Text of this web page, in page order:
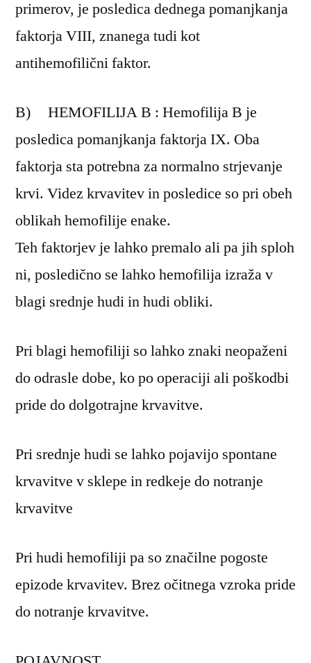
primerov, je posledica dednega pomanjkanja
faktorja VIII, znanega tudi kot
antihemofilični faktor.
B) HEMOFILIJA B : Hemofilija B je
posledica pomanjkanja faktorja IX. Oba
faktorja sta potrebna za normalno strjevanje
krvi. Videz krvavitev in posledice so pri obeh
oblikah hemofilije enake.
Teh faktorjev je lahko premalo ali pa jih sploh
ni, posledično se lahko hemofilija izraža v
blagi srednje hudi in hudi obliki.
Pri blagi hemofiliji so lahko znaki neopaženi
do odrasle dobe, ko po operaciji ali poškodbi
pride do dolgotrajne krvavitve.
Pri srednje hudi se lahko pojavijo spontane
krvavitve v sklepe in redkeje do notranje
krvavitve
Pri hudi hemofiliji pa so značilne pogoste
epizode krvavitev. Brez očitnega vzroka pride
do notranje krvavitve.